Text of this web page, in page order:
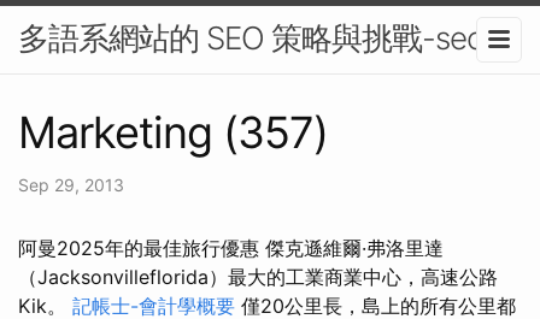
多語系網站的 SEO 策略與挑戰-seo
Marketing (357)
Sep 29, 2013
阿曼2025年的最佳旅行優惠 傑克遜維爾·弗洛里達
（Jacksonvilleflorida）最大的工業商業中心，高速公路
Kik。 記帳士-會計學概要 僅20公里長，島上的所有公里都